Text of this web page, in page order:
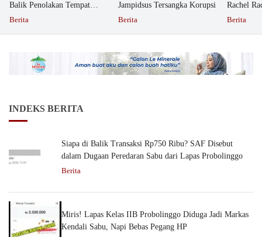
Balik Penolakan Tempat
Ibadah GKJW Bangil
Berita
Jampidsus Tersangka Korupsi
Berita
Rachel
Berita
INDEKS BERITA
Siapa di Balik Transaksi Rp750 Ribu? SAF Disebut
dalam Dugaan Peredaran Sabu dari Lapas Probolinggo
Berita
Miris! Lapas Kelas IIB Probolinggo Diduga Jadi Markas
Kendali Sabu, Napi Bebas Pegang HP